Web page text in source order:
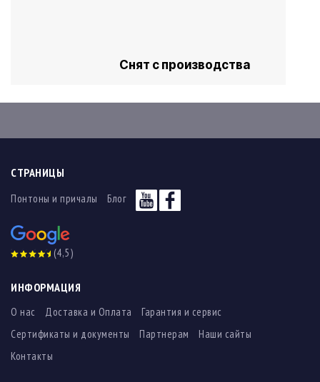
Снят с производства
СТРАНИЦЫ
Понтоны и причалы Блог
(4,5)
ИНФОРМАЦИЯ
О нас Доставка и Оплата
Гарантия и сервис
Сертификаты и документы
Партнерам
Наши сайты
Контакты